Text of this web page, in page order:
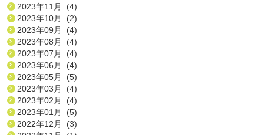
2023年11月 (4)
2023年10月 (2)
2023年09月 (4)
2023年08月 (4)
2023年07月 (4)
2023年06月 (4)
2023年05月 (5)
2023年03月 (4)
2023年02月 (4)
2023年01月 (5)
2022年12月 (3)